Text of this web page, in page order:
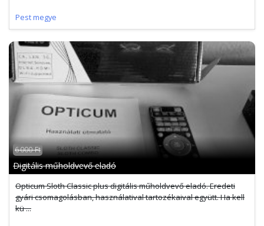
Pest megye
6 000 Ft
Digitális műholdvevő eladó
Opticum Sloth Classic plus digitális műholdvevő eladó. Eredeti
gyári csomagolásban, használatival tartozékaival együtt. Ha kell
kü ...